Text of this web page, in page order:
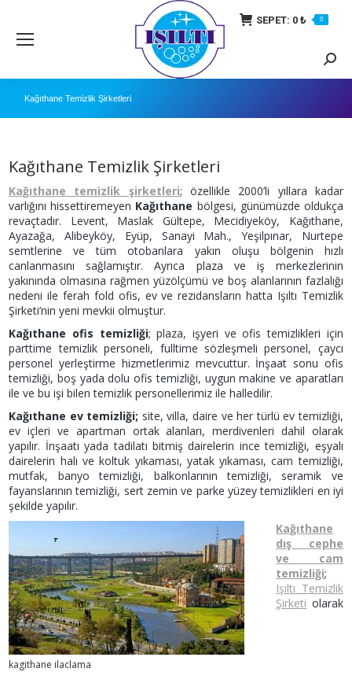
SEPET: 0 ₺ 0
Kağıthane Temizlik Şirketleri
Kağıthane Temizlik Şirketleri
Kağıthane temizlik şirketleri; özellikle 2000’li yıllara kadar
varlığını hissettiremeyen Kağıthane bölgesi, günümüzde oldukça
revaçtadır. Levent, Maslak Gültepe, Mecidiyeköy, Kağıthane,
Ayazağa, Alibeyköy, Eyüp, Sanayi Mah., Yeşilpınar, Nurtepe
semtlerine ve tüm otobanlara yakın oluşu bölgenin hızlı
canlanmasını sağlamıştır. Ayrıca plaza ve iş merkezlerinin
yakınında olmasına rağmen yüzölçümü ve boş alanlarının fazlalığı
nedeni ile ferah fold ofis, ev ve rezidansların hatta Işıltı Temizlik
Şirketi’nin yeni mevkii olmuştur.
Kağıthane ofis temizliği; plaza, işyeri ve ofis temizlikleri için
parttime temizlik personeli, fulltime sözleşmeli personel, çaycı
personel yerleştirme hizmetlerimiz mevcuttur. İnşaat sonu ofis
temizliği, boş yada dolu ofis temizliği, uygun makine ve aparatları
ile ve bu işi bilen temizlik personellerimiz ile halledilir.
Kağıthane ev temizliği; site, villa, daire ve her türlü ev temizliği,
ev içleri ve apartman ortak alanları, merdivenleri dahil olarak
yapılır. İnşaatı yada tadilatı bitmiş dairelerin ince temizliği, eşyalı
dairelerin halı ve koltuk yıkaması, yatak yıkaması, cam temizliği,
mutfak, banyo temizliği, balkonlarının temizliği, seramik ve
fayanslarının temizliği, sert zemin ve parke yüzey temizlikleri en iyi
şekilde yapılır.
kagithane ilaclama
Kağıthane
dış cephe
ve cam
temizliği;
Işıltı Temizlik
Şirketi olarak